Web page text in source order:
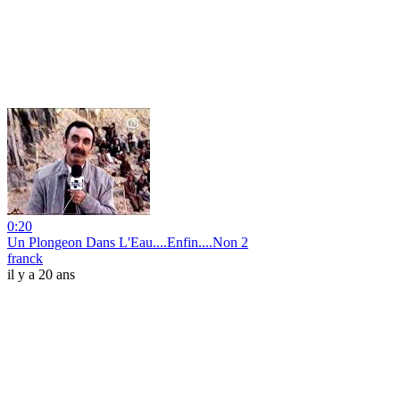
0:20
Un Plongeon Dans L'Eau....Enfin....Non 2
franck
il y a 20 ans